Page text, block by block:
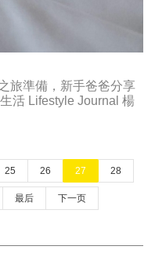
旅準備，新手爸爸分享
活 Lifestyle Journal 楊
25 26 27 28
最后 下一页